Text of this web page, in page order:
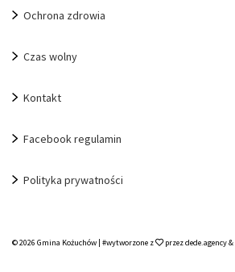
Ochrona zdrowia
Czas wolny
Kontakt
Facebook regulamin
Polityka prywatności
© 2026 Gmina Kożuchów | #wytworzone z przezdede.agency&